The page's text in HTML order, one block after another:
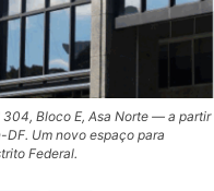
Bloco E, Asa Norte — a partir
Um novo espaço para
Federal.